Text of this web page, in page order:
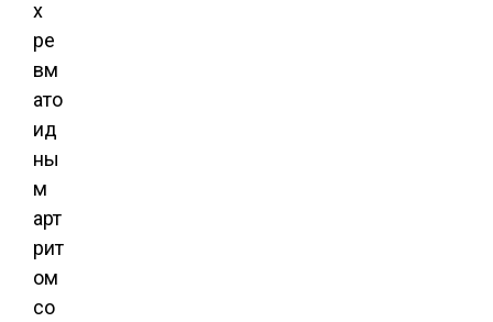
х
ре
вм
ато
ид
ны
м
арт
рит
ом
со